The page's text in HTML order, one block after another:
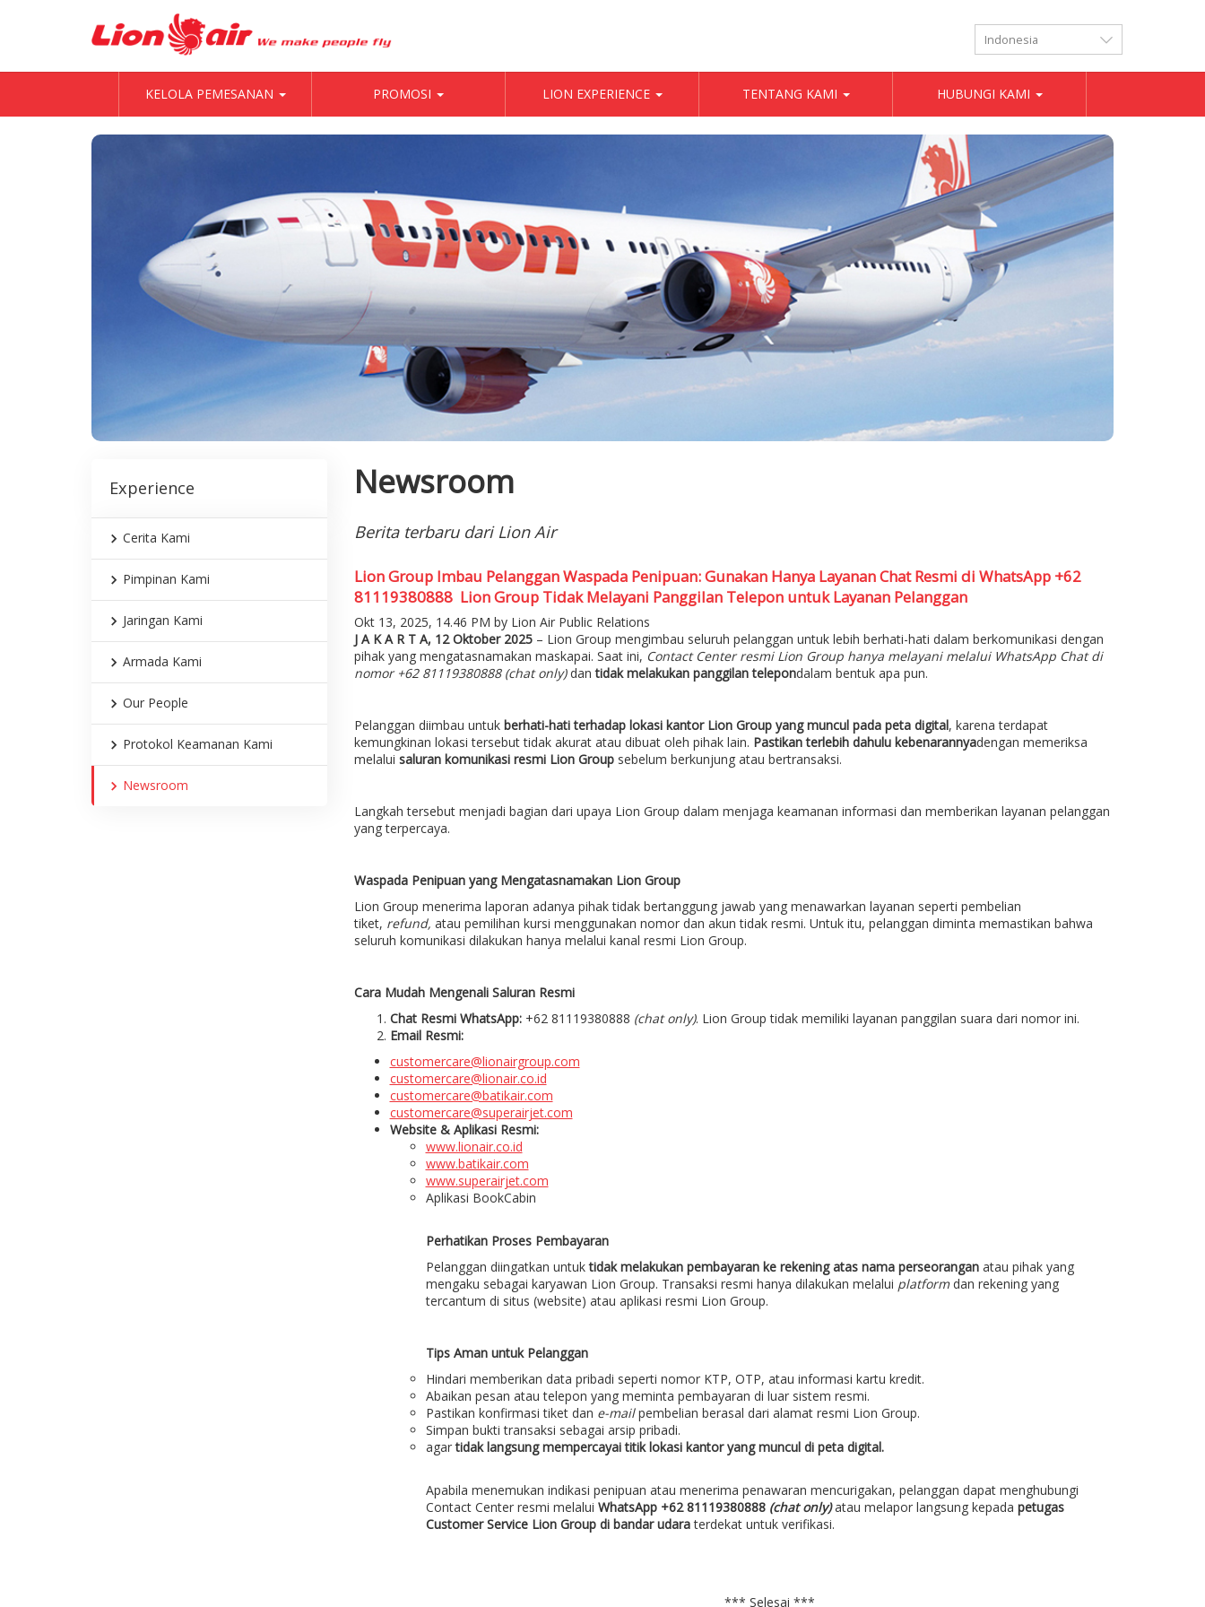
KELOLA PEMESANAN PROMOSI LION EXPERIENCE TENTANG KAMI HUBUNGI KAMI
Experience
Cerita Kami
Pimpinan Kami
Jaringan Kami
Armada Kami
Our People
Protokol Keamanan Kami
Newsroom
Newsroom
Berita terbaru dari Lion Air
Lion Group Imbau Pelanggan Waspada Penipuan: Gunakan Hanya Layanan Chat Resmi di WhatsApp +62
81119380888 Lion Group Tidak Melayani Panggilan Telepon untuk Layanan Pelanggan
Okt 13, 2025, 14.46 PM by Lion Air Public Relations
J A K A R T A, 12 Oktober 2025– Lion Group mengimbau seluruh pelanggan untuk lebih berhati-hati dalam berkomunikasi dengan
pihak yang mengatasnamakan maskapai. Saat ini, Contact Center resmi Lion Group hanya melayani melalui WhatsApp Chat di
nomor +62 81119380888 (chat only)dantidak melakukan panggilan telepondalam bentuk apa pun.
Pelanggan diimbau untuk berhati-hati terhadap lokasi kantor Lion Group yang muncul pada peta digital, karena terdapat
kemungkinan lokasi tersebut tidak akurat atau dibuat oleh pihak lain. Pastikan terlebih dahulu kebenarannyadengan memeriksa
melalui saluran komunikasi resmi Lion Groupsebelum berkunjung atau bertransaksi.
Langkah tersebut menjadi bagian dari upaya Lion Group dalam menjaga keamanan informasi dan memberikan layanan pelanggan
yang terpercaya.
Waspada Penipuan yang Mengatasnamakan Lion Group
Lion Group menerima laporan adanya pihak tidak bertanggung jawab yang menawarkan layanan seperti pembelian
tiket, refund, atau pemilihan kursi menggunakan nomor dan akun tidak resmi. Untuk itu, pelanggan diminta memastikan bahwa
seluruh komunikasi dilakukan hanya melalui kanal resmi Lion Group.
Cara Mudah Mengenali Saluran Resmi
Chat Resmi WhatsApp:+62 81119380888 (chat only). Lion Group tidak memiliki layanan panggilan suara dari nomor ini.
Email Resmi:
customercare@lionairgroup.com
customercare@lionair.co.id
customercare@batikair.com
customercare@superairjet.com
Website & Aplikasi Resmi:
www.lionair.co.id
www.batikair.com
www.superairjet.com
Aplikasi BookCabin
Perhatikan Proses Pembayaran
Pelanggan diingatkan untuktidak melakukan pembayaran ke rekening atas nama perseoranganatau pihak yang
mengaku sebagai karyawan Lion Group. Transaksi resmi hanya dilakukan melalui platformdan rekening yang
tercantum di situs (website) atau aplikasi resmi Lion Group.
Tips Aman untuk Pelanggan
Hindari memberikan data pribadi seperti nomor KTP, OTP, atau informasi kartu kredit.
Abaikan pesan atau telepon yang meminta pembayaran di luar sistem resmi.
Pastikan konfirmasi tiket dan e-mailpembelian berasal dari alamat resmi Lion Group.
Simpan bukti transaksi sebagai arsip pribadi.
agartidak langsung mempercayai titik lokasi kantor yang muncul di peta digital.
Apabila menemukan indikasi penipuan atau menerima penawaran mencurigakan, pelanggan dapat menghubungi
Contact Center resmi melalui WhatsApp +62 81119380888 (chat only)atau melapor langsung kepada petugas
Customer Service Lion Group di bandar udaraterdekat untuk verifikasi.
*** Selesai ***